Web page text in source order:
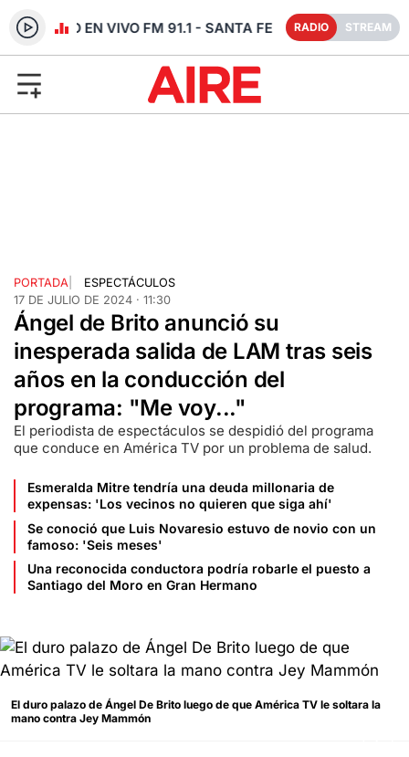
RADIO EN VIVO FM 91.1 - SANTA FE RADIO STREAM
PORTADA
ESPECTÁCULOS
17 DE JULIO DE 2024 · 11:30
Ángel de Brito anunció su
inesperada salida de LAM tras seis
años en la conducción del
programa: "Me voy..."
El periodista de espectáculos se despidió del programa
que conduce en América TV por un problema de salud.
Esmeralda Mitre tendría una deuda millonaria de
expensas: 'Los vecinos no quieren que siga ahí'
Se conoció que Luis Novaresio estuvo de novio con un
famoso: 'Seis meses'
Una reconocida conductora podría robarle el puesto a
Santiago del Moro en Gran Hermano
El duro palazo de Ángel De Brito luego de que América TV le soltara la
mano contra Jey Mammón